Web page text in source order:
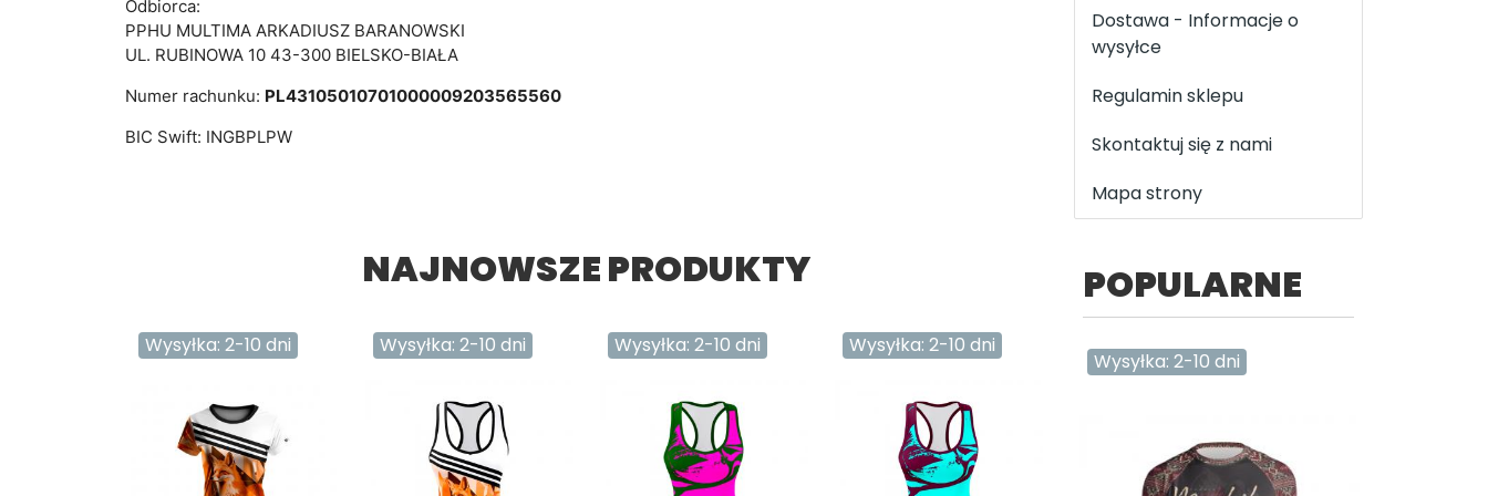
Odbiorca:
PPHU MULTIMA ARKADIUSZ BARANOWSKI
UL. RUBINOWA 10 43-300 BIELSKO-BIAŁA
Numer rachunku: PL43105010701000009203565560
BIC Swift: INGBPLPW
NAJNOWSZE PRODUKTY
Wysyłka: 2-10 dni Wysyłka: 2-10 dni Wysyłka: 2-10 dni Wysyłka: 2-10 dni Wysyłka: 2-10 dni
Dostawa - Informacje o
wysyłce
Regulamin sklepu
Skontaktuj się z nami
Mapa strony
POPULARNE
Wysyłka: 2-10 dni Wysyłka: 2-10 dni